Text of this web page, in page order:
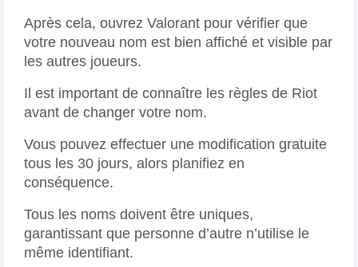
Après cela, ouvrez Valorant pour vérifier que
votre nouveau nom est bien affiché et visible par
les autres joueurs.
Il est important de connaître les règles de Riot
avant de changer votre nom.
Vous pouvez effectuer une modification gratuite
tous les 30 jours, alors planifiez en
conséquence.
Tous les noms doivent être uniques,
garantissant que personne d’autre n’utilise le
même identifiant.